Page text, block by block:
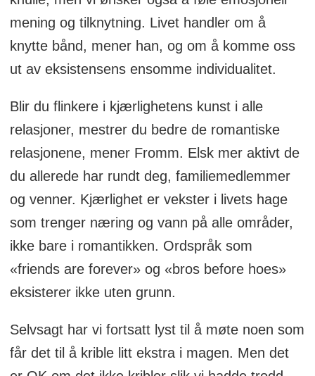
mening og tilknytning. Livet handler om å
knytte bånd, mener han, og om å komme oss
ut av eksistensens ensomme individualitet.
Blir du flinkere i kjærlighetens kunst i alle
relasjoner, mestrer du bedre de romantiske
relasjonene, mener Fromm. Elsk mer aktivt de
du allerede har rundt deg, familiemedlemmer
og venner. Kjærlighet er vekster i livets hage
som trenger næring og vann på alle områder,
ikke bare i romantikken. Ordspråk som
«friends are forever» og «bros before hoes»
eksisterer ikke uten grunn.
Selvsagt har vi fortsatt lyst til å møte noen som
får det til å krible litt ekstra i magen. Men det